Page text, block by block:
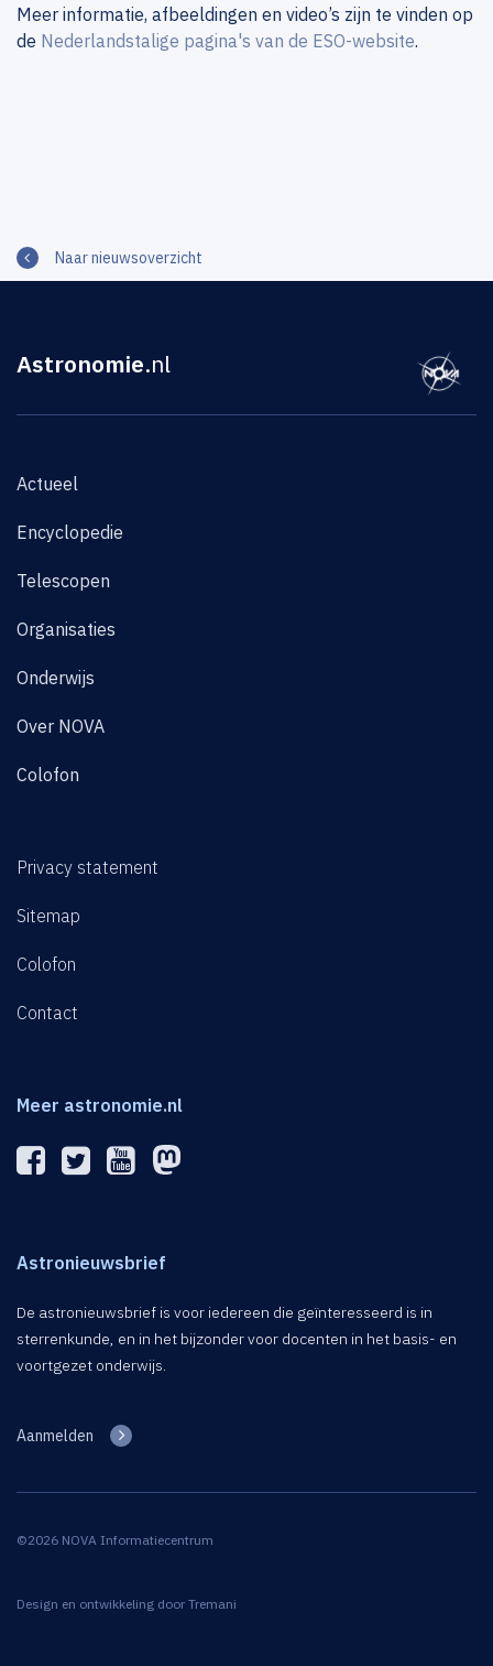
Meer informatie, afbeeldingen en video’s zijn te vinden op
de Nederlandstalige pagina's van de ESO-website.
Naar nieuwsoverzicht
Astronomie.nl
Actueel
Encyclopedie
Telescopen
Organisaties
Onderwijs
Over NOVA
Colofon
Privacy statement
Sitemap
Colofon
Contact
Meer astronomie.nl
Astronieuwsbrief
De astronieuwsbrief is voor iedereen die geïnteresseerd is in
sterrenkunde, en in het bijzonder voor docenten in het basis- en
voortgezet onderwijs.
Aanmelden
©2026 NOVA Informatiecentrum
Design en ontwikkeling door Tremani